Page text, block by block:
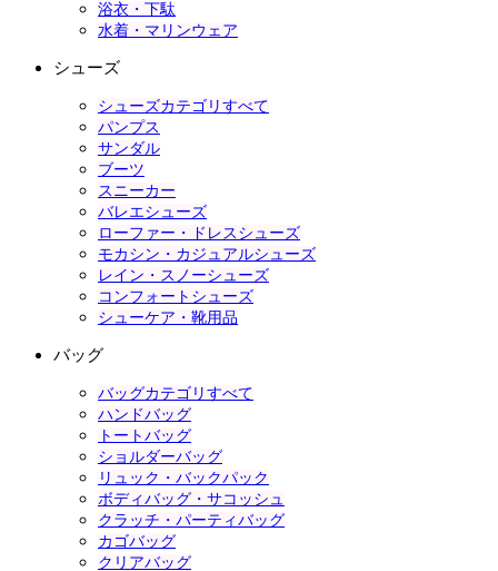
浴衣・下駄
水着・マリンウェア
シューズ
シューズカテゴリすべて
パンプス
サンダル
ブーツ
スニーカー
バレエシューズ
ローファー・ドレスシューズ
モカシン・カジュアルシューズ
レイン・スノーシューズ
コンフォートシューズ
シューケア・靴用品
バッグ
バッグカテゴリすべて
ハンドバッグ
トートバッグ
ショルダーバッグ
リュック・バックパック
ボディバッグ・サコッシュ
クラッチ・パーティバッグ
カゴバッグ
クリアバッグ